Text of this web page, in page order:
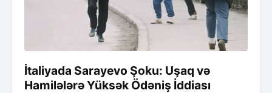
İtaliyada Sarayevo Şoku: Uşaq və
Hamilələrə Yüksək Ödəniş İddiası